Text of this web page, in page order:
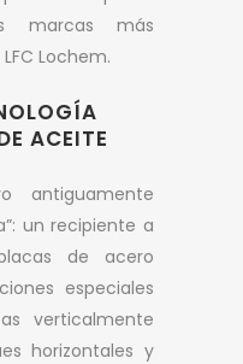
marcas más
Lochem.
ACEITE
un recipiente a
de acero
especiales
verticalmente
horizontales y